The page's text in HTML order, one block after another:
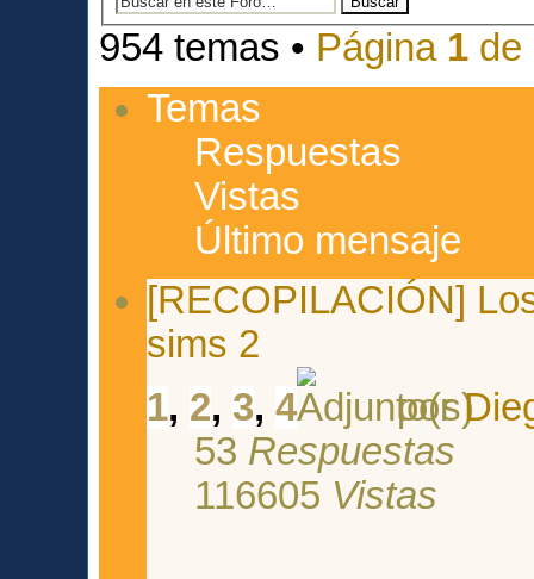
954 temas • Página 1 de
Temas
Respuestas
Vistas
Último mensaje
[RECOPILACIÓN]
sims 2
1, 2, 3,4 por
53 Respuestas
116605 Vistas